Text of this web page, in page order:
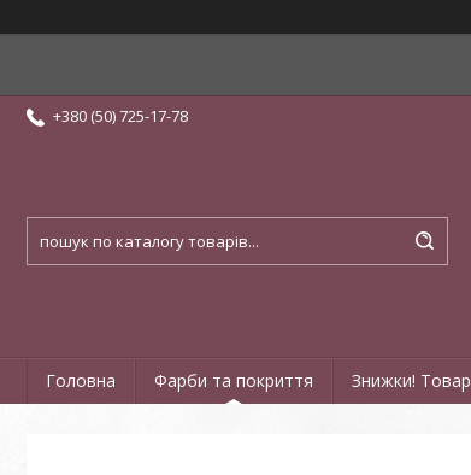
+380 (50) 725-17-78
Головна Фарби та покриття Знижки!